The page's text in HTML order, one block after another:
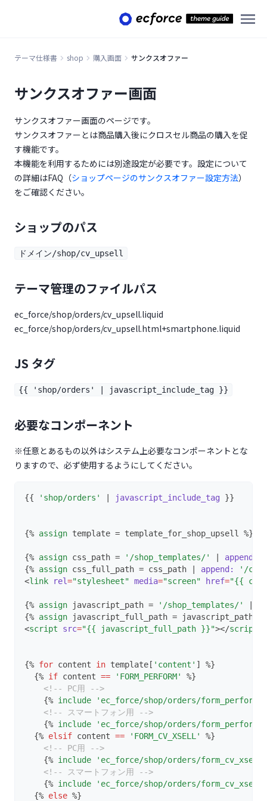
注文情報確認プレビュー★
オプトイン★
チェックリスト★
利用規約★
注文完了情報★
サンクスクロスセル★
詳細
キーワード検索結果画面
商品一覧
商品カテゴリー画面
一覧
セレクション画面
一覧
詳細
ランキング画面
会員登録・ログイン
会員ログイン/会員登録
パスワードリセット案内画面
パスワードリセット画面
基本情報変更
本会員登録
アンケート回答結果★
変更
お届け先住所
一覧
新規登録
クレカ
編集
一覧
詳細
受取店舗
購入履歴詳細タブ★
定期受注
編集
お届け先
編集
商品情報
商品追加
商品の追加
商品一括変更
一括編集
購入履歴
セット
お届け予定日カレンダー
一覧
招待クーポン
バーコード画面
詳細
詳細
お問い合わせ
入力画面
完了画面
セット商品
詳細
header★
preview_footer★
sidebar★
body_google_tag_manager★
head_google_tag_manager★
available_coupon_list★
パスワード保護画面
部分テンプレート
コンテンツ★
購入以外
2021年
2021/08/04更新
2021/09/29更新
2021/11/11更新
2021/12/14更新
2022/02/07更新
2022/05/20更新
2022/06/14更新
2022/07/12更新
2022/08/09更新
2022/09/20更新
2022/12/21更新
2023年
2023/02/15更新
2023/03/14更新
2023/04/13更新
2023/05/16更新
2023/06/20更新
2023/07/19更新
2023/08/15更新
2024/01/23更新
2024/02/20更新
2024/03/21更新
2024/04/18更新
2024/05/23更新
2024/06/20更新
2025年
2025/01/21更新
2025/02/19更新
2025/03/18更新
2025/04/15更新
2025/05/20更新
2026/01/22更新
2026/02/19更新
2026/03/18更新
2026/04/15更新
使い方のヒント
商品詳細ページで利用できる変数
購入時、会員登録必須（ゲスト購入させず）かつ会員登録画面
をはさまずに購入させる方法
はじめに
ページ内で使用可能なLiquid変数
TOP
テーマ仕様書 shop 購入画面 サンクスオファー
サンクスオファー画面
サンクスオファー画面のページです。
サンクスオファーとは商品購入後にクロスセル商品の購入を促
す機能です。
本機能を利用するためには別途設定が必要です。設定について
の詳細はFAQ（ショップページのサンクスオファー設定方法）
をご確認ください。
ショップのパス
ドメイン/shop/cv_upsell
テーマ管理のファイルパス
ec_force/shop/orders/cv_upsell.liquid
ec_force/shop/orders/cv_upsell.html+smartphone.liquid
JS タグ
{{ 'shop/orders' | javascript_include_tag }}
必要なコンポーネント
※任意とあるもの以外はシステム上必要なコンポーネントとな
りますので、必ず使用するようにしてください。
{{ 'shop/orders' javascript_include_tag }}
{% assign template = template_for_shop_upsell %}
{% assign css_path = '/shop_templates/' append:
{% assign css_full_path = css_path | append:
'/
<link rel="stylesheet" media="screen" href="{{
{% assign javascript_path = '/shop_templates/'
{% assign javascript_full_path = javascript_path |
<script src="{{ javascript_full_path }}"></script
{% for content in template[ 'content' ] %}
  {%
if content == 'FORM_PERFORM'
%}
<!-- PC用 -->
    {%
include
'ec_force/shop/orders/
<!-- スマートフォン用 -->
    {%
include
'ec_force/shop/orders/
  {%
elsif content == 'FORM_CV_XSELL'
%}
<!-- PC用 -->
    {%
include
'ec_force/shop/orders/
<!-- スマートフォン用 -->
    {%
include
'ec_force/shop/orders/
  {%
else %}